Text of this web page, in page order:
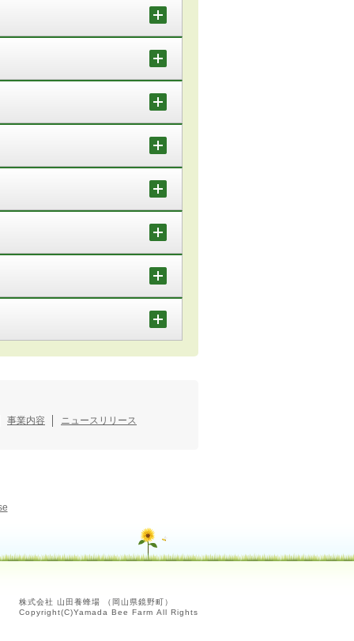
事業内容
ニュースリリース
株式会社 山田養蜂場 （岡山県鏡野町）
Copyright(C)Yamada Bee Farm All Rights